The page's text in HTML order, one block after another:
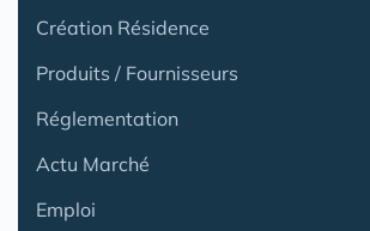
Création Résidence
Produits / Fournisseurs
Réglementation
Actu Marché
Emploi